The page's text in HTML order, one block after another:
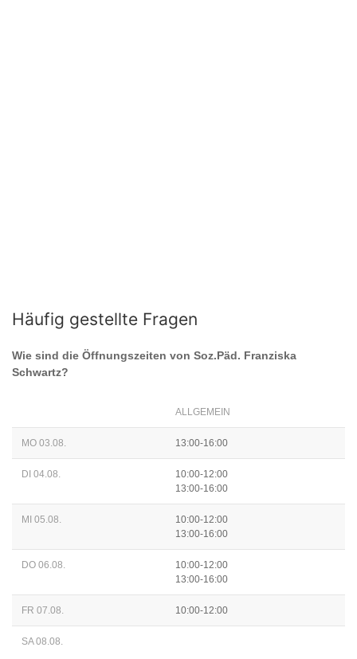
Häufig gestellte Fragen
Wie sind die Öffnungszeiten von Soz.Päd. Franziska
Schwartz?
ALLGEMEIN
MO 03.08. 13:00-16:00
DI 04.08.
10:00-12:00
13:00-16:00
MI 05.08.
10:00-12:00
13:00-16:00
DO 06.08.
10:00-12:00
13:00-16:00
FR 07.08. 10:00-12:00
SA 08.08.